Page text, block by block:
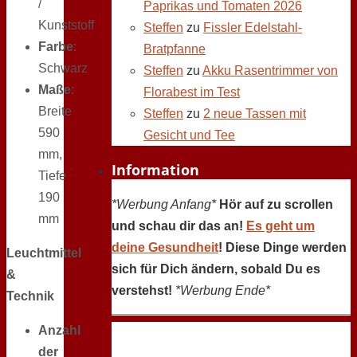
/
Kunststoff
Farbe:
Schwarz
Maße:
Breite
590
mm,
Tiefe
190
mm
Leuchtmittel
&
Technik
Anzahl
der
Paprikas und Tomaten 2026
Steffen zu Fissler Edelstahl-
Bratpfanne
Steffen zu Akku Rasentrimmer von
Florabest im Test
Steffen zu 2 neue Tassen mit
Gesicht und Tee
Information
*Werbung Anfang* Hör auf zu scrollen
und schau dir das an! Es geht um
deine Gesundheit! Diese Dinge werden
sich für Dich ändern, sobald Du es
verstehst! *Werbung Ende*